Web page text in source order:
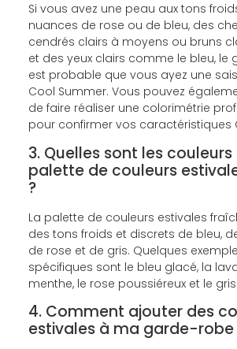
Si vous avez une peau aux tons
nuances de rose ou de bleu, des
cendrés clairs à moyens ou bruns
et des yeux clairs comme le bleu, le
est probable que vous ayez une
Cool Summer. Vous pouvez
de faire réaliser une colorimétrie
pour confirmer vos caractéristiques
3. Quelles sont les
palette de couleurs
?
La palette de couleurs estivales
des tons froids et discrets de bleu,
de rose et de gris. Quelques
spécifiques sont le bleu glacé, la
menthe, le rose poussiéreux et le
4. Comment ajouter des
estivales à ma garde-robe